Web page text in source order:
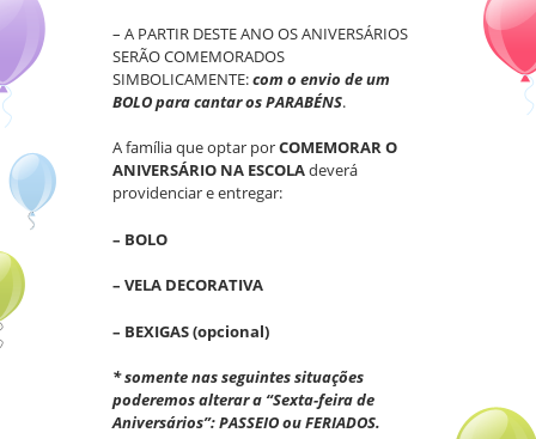
– A PARTIR DESTE ANO OS ANIVERSÁRIOS
SERÃO COMEMORADOS
SIMBOLICAMENTE:com o envio de um
BOLO para cantar os PARABÉNS.
A família que optar porCOMEMORAR O
ANIVERSÁRIO NA ESCOLAdeverá
providenciar e entregar:
– BOLO
– VELA DECORATIVA
– BEXIGAS (opcional)
* somente nas seguintes situações
poderemos alterar a “Sexta-feira de
Aniversários”: PASSEIO ou FERIADOS.